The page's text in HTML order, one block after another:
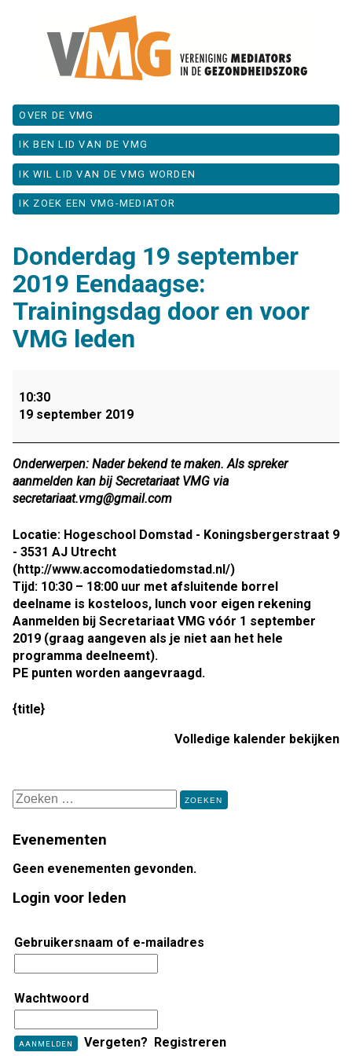
OVER DE VMG
IK BEN LID VAN DE VMG
IK WIL LID VAN DE VMG WORDEN
IK ZOEK EEN VMG-MEDIATOR
Donderdag 19 september
2019 Eendaagse:
Trainingsdag door en voor
VMG leden
19
september
Eendaagse:
Trainingsdag
door
en
VMG
leden
10:30
19 september 2019
Onderwerpen: Nader bekend te maken. Als spreker
aanmelden kan bij Secretariaat VMG via
secretariaat.vmg@gmail.com
Locatie: Hogeschool Domstad - Koningsbergerstraat 9
- 3531 AJ Utrecht
(http://www.accomodatiedomstad.nl/)
Tijd: 10:30 – 18:00 uur met afsluitende borrel
deelname is kosteloos, lunch voor eigen rekening
Aanmelden bij Secretariaat VMG vóór 1 september
2019 (graag aangeven als je niet aan het hele
programma deelneemt).
PE punten worden aangevraagd.
{title}
Volledige kalender bekijken
naar:
Evenementen
Geen evenementen gevonden.
Login voor leden
Gebruikersnaam of e-mailadres
Wachtwoord
Vergeten? Registreren